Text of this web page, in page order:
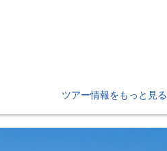
ツアー情報をもっと見る